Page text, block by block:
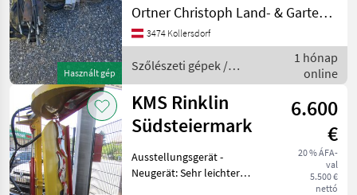
Binger
5
Pellenc
4
Clemens
2
Conpexim
2
Mind a 10
megjelenítése
Használt gép
Ortner Christoph Land- & Gartentechnik
3474 Kollersdorf
Szőlészeti gépek /
Sonstige
1 hónap
online
KMS Rinklin
Südsteiermark
6.600
€
20 % ÁFA-
val
5.500 €
nettó
Ausstellungsgerät -
Neugerät: Sehr leichter